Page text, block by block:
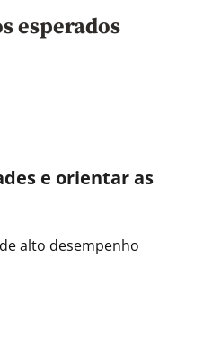
esperados
e orientar as
alto desempenho